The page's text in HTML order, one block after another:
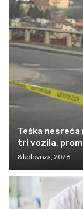
Teška
tri vozila,
8 kolovoza, 2026